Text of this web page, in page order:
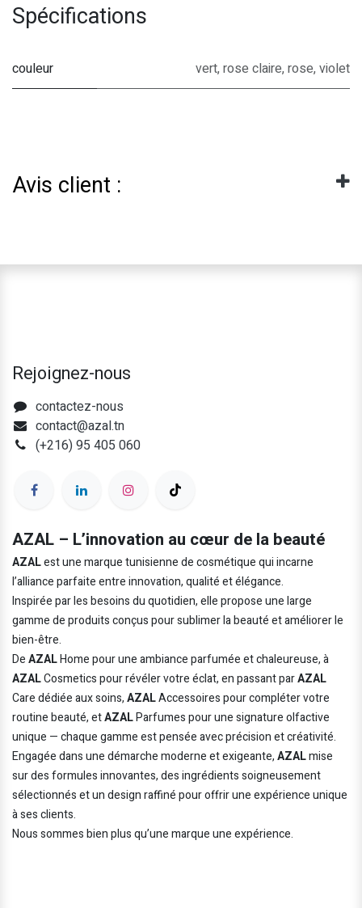
Spécifications
couleur vert,rose claire,rose,violet
Avis client :
Rejoignez-nous
contactez-nous
contact@azal.tn
(+216) 95 405 060
AZAL – L’innovation au cœur de la beauté
AZALest une marque tunisienne de cosmétique qui incarne
l’alliance parfaite entre innovation, qualité et élégance.
Inspirée par les besoins du quotidien, elle propose une large
gamme de produits conçus pour sublimer la beauté et améliorer le
bien-être.
DeAZALHome pour une ambiance parfumée et chaleureuse, à
AZALCosmetics pour révéler votre éclat, en passant parAZAL
Care dédiée aux soins,AZALAccessoires pour compléter votre
routine beauté, etAZALParfumes pour une signature olfactive
unique — chaque gamme est pensée avec précision et créativité.
Engagée dans une démarche moderne et exigeante,AZALmise
sur des formules innovantes, des ingrédients soigneusement
sélectionnés et un design raffiné pour offrir une expérience unique
à ses clients.
Nous sommes bien plus qu’une marque une expérience.